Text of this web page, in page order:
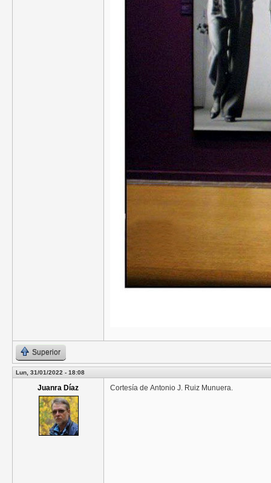
Superior
Lun, 31/01/2022 - 18:08
Juanra Díaz Cortesía de Antonio J. Ruiz Munuera.